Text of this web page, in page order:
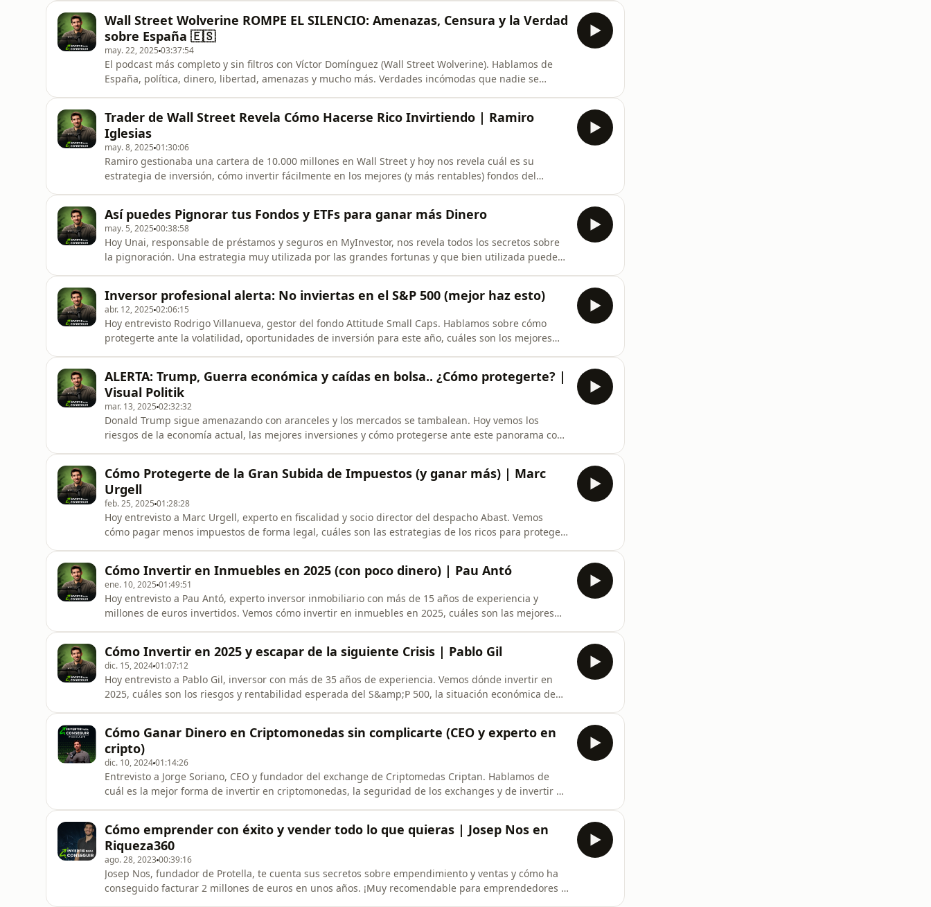
tu 1a inversión con
Wall Street Wolverine ROMPE EL SILENCIO: Amenazas, Censura y la Verdad
sobre España 🇪🇸
may. 22, 2025 03:37:54
El podcast más completo y sin filtros con Víctor Domínguez (Wall Street Wolverine). Hablamos de
España, política, dinero, libertad, amenazas y mucho más. Verdades incómodas que nadie se
empresarial más influyente de España
Trader de Wall Street Revela Cómo Hacerse Rico Invirtiendo | Ramiro
Iglesias
may. 8, 2025 01:30:06
Ramiro gestionaba una cartera de 10.000 millones en Wall Street y hoy nos revela cuál es su
estrategia de inversión, cómo invertir fácilmente en los mejores (y más rentables) fondos del
DE TIEMPO:00:00 A con
Así puedes Pignorar tus Fondos y ETFs para ganar más Dinero
may. 5, 2025 00:38:58
Hoy Unai, responsable de préstamos y seguros en MyInvestor, nos revela todos los secretos sobre
la pignoración. Una estrategia muy utilizada por las grandes fortunas y que bien utilizada puede
══════ Cada semana te enviaré un correo de forma
Inversor profesional alerta: No inviertas en el S&P 500 (mejor haz esto)
abr. 12, 2025 02:06:15
Hoy entrevisto Rodrigo Villanueva, gestor del fondo Attitude Small Caps. Hablamos sobre cómo
protegerte ante la volatilidad, oportunidades de inversión para este año, cuáles son los mejores
sobre el fondo
ALERTA: Trump, Guerra económica y caídas en bolsa.. ¿Cómo protegerte? |
Visual Politik
mar. 13, 2025 02:32:32
Donald Trump sigue amenazando con aranceles y los mercados se tambalean. Hoy vemos los
riesgos de la economía actual, las mejores inversiones y cómo protegerse ante este panorama con
➤ https://www.r4.com/fondos-de-in
Cómo Protegerte de la Gran Subida de Impuestos (y ganar más) | Marc
Urgell
feb. 25, 2025 01:28:28
Hoy entrevisto a Marc Urgell, experto en fiscalidad y socio director del despacho Abast. Vemos
cómo pagar menos impuestos de forma legal, cuáles son las estrategias de los ricos para proteger
personalmente)➤ Invierte en Bitc
Cómo Invertir en Inmuebles en 2025 (con poco dinero) | Pau Antó
ene. 10, 2025 01:49:51
Hoy entrevisto a Pau Antó, experto inversor inmobiliario con más de 15 años de experiencia y
millones de euros invertidos. Vemos cómo invertir en inmuebles en 2025, cuáles son las mejores
https://inversorpro.com/invertirparacons
Cómo Invertir en 2025 y escapar de la siguiente Crisis | Pablo Gil
dic. 15, 202401:07:12
Hoy entrevisto a Pablo Gil, inversor con más de 35 años de experiencia. Vemos dónde invertir en
2025, cuáles son los riesgos y rentabilidad esperada del S&amp;P 500, la situación económica de
la victoria de Trum
Cómo Ganar Dinero en Criptomonedas sin complicarte (CEO y experto en
cripto)
dic. 10, 202401:14:26
Entrevisto a Jorge Soriano, CEO y fundador del exchange de Criptomedas Criptan. Hablamos de
cuál es la mejor forma de invertir en criptomonedas, la seguridad de los exchanges y de invertir en
extra de rentabilidad
Cómo emprender con éxito y vender todo lo que quieras | Josep Nos en
Riqueza360
ago. 28, 202300:39:16
Josep Nos, fundador de Protella, te cuenta sus secretos sobre empendimiento y ventas y cómo ha
conseguido facturar 2 millones de euros en unos años. ¡Muy recomendable para emprendedores y